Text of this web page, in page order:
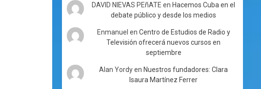
DAVID NIEVAS PEñATE en Hacemos Cuba en el
debate público y desde los medios
Enmanuel en Centro de Estudios de Radio y
Televisión ofrecerá nuevos cursos en
septiembre
Alan Yordyen Nuestros fundadores: Clara
Isaura Martínez Ferrer